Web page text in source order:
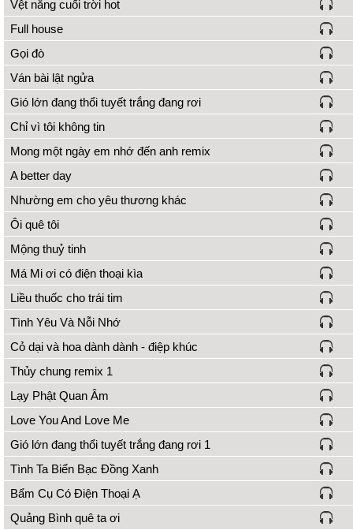
Vệt nắng cuối trời hot
Full house
Gọi đò
Ván bài lật ngửa
Gió lớn đang thổi tuyết trắng đang rơi
Chỉ vì tôi không tin
Mong một ngày em nhớ đến anh remix
A better day
Nhường em cho yêu thương khác
Ôi quê tôi
Mộng thuỷ tinh
Má Mi ơi có điện thoại kìa
Liều thuốc cho trái tim
Tình Yêu Và Nỗi Nhớ
Cỏ dại và hoa dành dành - điệp khúc
Thủy chung remix 1
Lạy Phật Quan Âm
Love You And Love Me
Gió lớn đang thổi tuyết trắng đang rơi 1
Tình Ta Biển Bạc Đồng Xanh
Bẩm Cụ Có Điện Thoại Ạ
Quảng Bình quê ta ơi